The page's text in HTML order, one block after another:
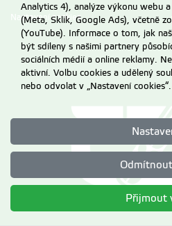
Nastavení cookies
Analytics 4), analýze výkonu webu
(Meta, Sklik, Google Ads), včetně
(YouTube). Informace o tom, jak
být sdíleny s našimi partnery
sociálních médií a online reklamy.
aktivní. Volbu cookies a udělený
nebo odvolat v „Nastavení cookies“.
Přijmout